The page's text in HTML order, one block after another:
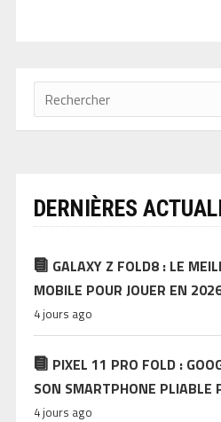
DERNIÈRES
GALAXY Z FOLD8 : LE
MOBILE POUR JOUER EN
4 jours ago
PIXEL 11 PRO FOLD :
SON SMARTPHONE PLIABLE
4 jours ago